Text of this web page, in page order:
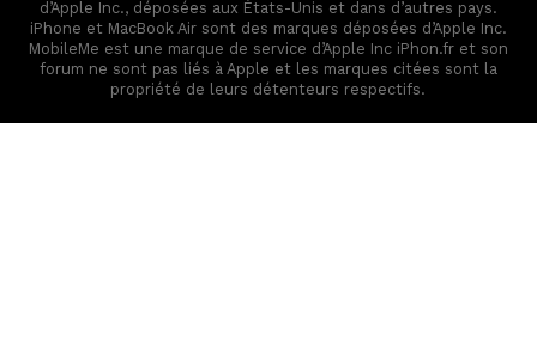
d’Apple Inc., déposées aux États-Unis et dans d’autres pays.
iPhone et MacBook Air sont des marques déposées d’Apple Inc.
MobileMe est une marque de service d’Apple Inc iPhon.fr et son
forum ne sont pas liés à Apple et les marques citées sont la
propriété de leurs détenteurs respectifs.